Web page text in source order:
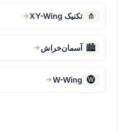
⋔ تکنیک XY-Wing
🏙 آسمان‌خراش
🅦
W-Wing